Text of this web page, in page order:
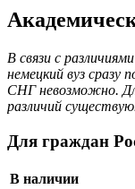
В связи с
немецкий вуз сразу
СНГ невозможно.
различий
Для граждан
В наличии